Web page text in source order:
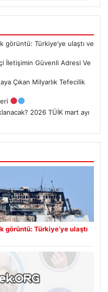
görüntü: Türkiye’ye ulaştı ve
İletişimin Güvenli Adresi Ve
Çıkan Milyarlık Tefecilik
2026 TÜİK mart ayı
görüntü: Türkiye’ye ulaştı